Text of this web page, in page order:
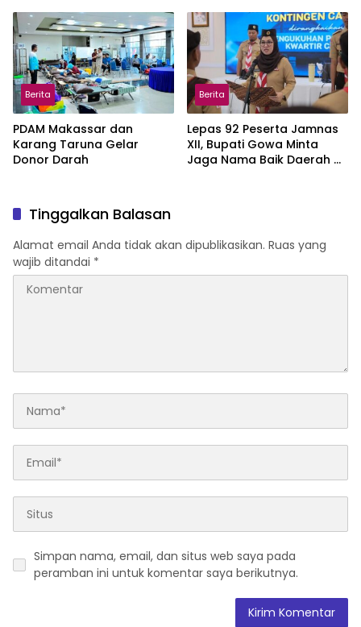
Berita
PDAM Makassar dan
Karang Taruna Gelar
Donor Darah
Berita
Lepas 92 Peserta Jamnas
XII, Bupati Gowa Minta
Jaga Nama Baik Daerah di
Tinggalkan Balasan
Alamat email Anda tidak akan dipublikasikan. Ruas yang
wajib ditandai *
Simpan nama, email, dan situs web saya pada
peramban ini untuk komentar saya berikutnya.